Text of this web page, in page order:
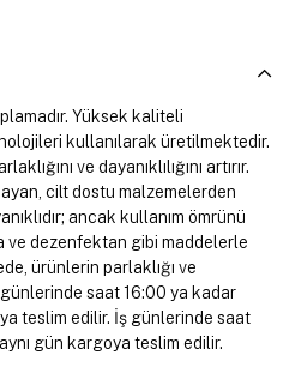
Yüksek kaliteli
kullanılarak üretilmektedir.
ve dayanıklılığını artırır.
cilt dostu malzemelerden
ancak kullanım ömrünü
ve dezenfektan gibi maddelerle
ürünlerin parlaklığı ve
saat 16:00 ya kadar
teslim edilir. İş günlerinde saat
gün kargoya teslim edilir.